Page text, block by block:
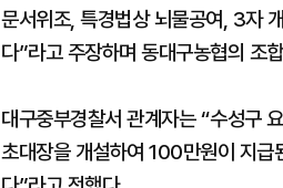
문서위조, 특경법상 뇌물공여, 3자
다”라고 주장하며 동대구농협의 조
대구중부경찰서 관계자는 “수성구
초대장을 개설하여 100만원이 지급